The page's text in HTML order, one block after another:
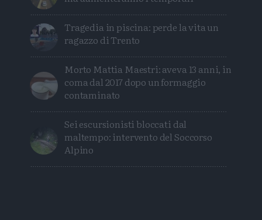
Tragedia in piscina: perde la vita un
ragazzo di Trento
Morto Mattia Maestri: aveva 13 anni, in
coma dal 2017 dopo un formaggio
contaminato
Sei escursionisti bloccati dal
maltempo: intervento del Soccorso
Alpino